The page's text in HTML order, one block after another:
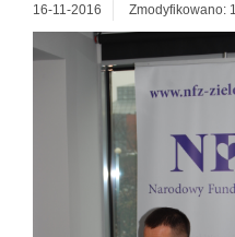
16-11-2016 Zmodyfikowano: